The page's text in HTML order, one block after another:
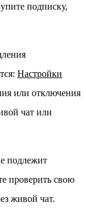
подписку,
Настройки
или отключения
чат или
подлежит
проверить свою
живой чат.